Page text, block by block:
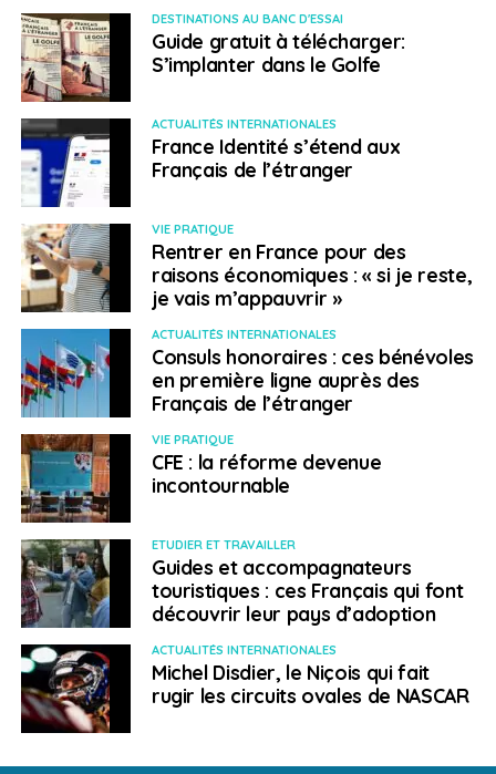
stratégies nationales de développement. La demande
ne porte pas tant sur les« nationalités »en elles-mêmes
que sur les programmes offrant un cadre juridique
solide, une stabilité politique et une valeur à long terme.
Ainsi, au cours des douze derniers mois, les
programmes les plus prisés auprès de Henley &
Partners ont été les suivants :
1 – Portugal (résidence)
2 – Grèce (résidence)
3 – Malte (citoyenneté au mérite)
4 – Grenade (citoyenneté)
5 – Saint-Kitts-et-Nevis (citoyenneté)
6 – Antigua-et-Barbuda (citoyenneté)
7 – Nouvelle-Zélande (résidence)
8 – Costa Rica (résidence)
9 – Lettonie (résidence).
La valeur perçue d’une nationalité dépend d’une
multitude de facteurs, notamment le contexte
géopolitique, l’accès à la mobilité, la puissance
économique et la gouvernance.« Ce qui est considéré
DESTINATIONS AU BANC D'ESSAI
Guide gratuit à télécharger:
S’implanter dans le Golfe
ACTUALITÉS INTERNATIONALES
France Identité s’étend aux
Français de l’étranger
VIE PRATIQUE
Rentrer en France pour des
raisons économiques : « si je reste,
je vais m’appauvrir »
ACTUALITÉS INTERNATIONALES
Consuls honoraires : ces bénévoles
en première ligne auprès des
Français de l’étranger
VIE PRATIQUE
CFE : la réforme devenue
incontournable
ETUDIER ET TRAVAILLER
Guides et accompagnateurs
touristiques : ces Français qui font
découvrir leur pays d’adoption
ACTUALITÉS INTERNATIONALES
Michel Disdier, le Niçois qui fait
rugir les circuits ovales de NASCAR